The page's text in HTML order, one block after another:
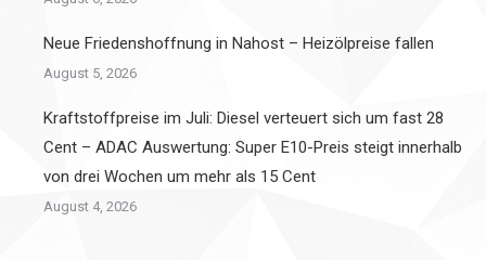
Neue Friedenshoffnung in Nahost – Heizölpreise fallen
August 5, 2026
Kraftstoffpreise im Juli: Diesel verteuert sich um fast 28
Cent – ADAC Auswertung: Super E10-Preis steigt innerhalb
von drei Wochen um mehr als 15 Cent
August 4, 2026